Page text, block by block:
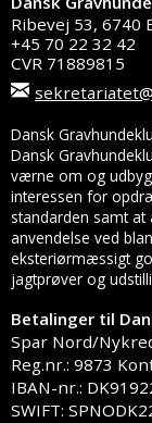
Ribevej 53, 6740
+45 70 22 32 42
CVR 71889815
Dansk
Dansk
værne om og
interessen for
standarden samt
anvendelse ved
eksteriørmæssigt
jagtprøver og
Betalinger til
Spar Nord/
Reg.nr.: 9873
IBAN-nr.:
SWIFT: